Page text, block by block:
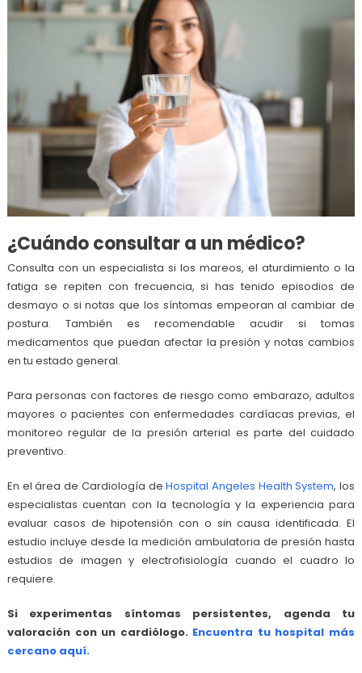
¿Cuándo consultar a un médico?
Consulta con un especialista si los mareos, el aturdimiento o la
fatiga se repiten con frecuencia, si has tenido episodios de
desmayo o si notas que los síntomas empeoran al cambiar de
postura. También es recomendable acudir si tomas
medicamentos que puedan afectar la presión y notas cambios
en tu estado general.
Para personas con factores de riesgo como embarazo, adultos
mayores o pacientes con enfermedades cardíacas previas, el
monitoreo regular de la presión arterial es parte del cuidado
preventivo.
En el área de Cardiología deHospital Angeles Health System, los
especialistas cuentan con la tecnología y la experiencia para
evaluar casos de hipotensión con o sin causa identificada. El
estudio incluye desde la medición ambulatoria de presión hasta
estudios de imagen y electrofisiología cuando el cuadro lo
requiere.
Si experimentas síntomas persistentes, agenda tu
valoración con un cardiólogo. Encuentra tu hospital más
cercano aquí.